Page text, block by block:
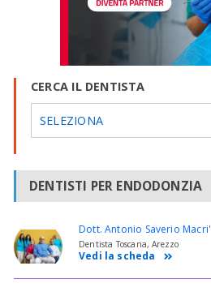
CERCA IL DENTISTA
SELEZIONA
DENTISTI PER ENDODONZIA
Dott. Antonio Saverio Macri'
Dentista Toscana, Arezzo
Vedi la scheda